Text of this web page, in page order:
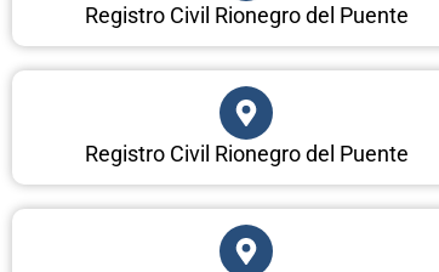
Registro Civil Rionegro del Puente
Registro Civil Rionegro del Puente